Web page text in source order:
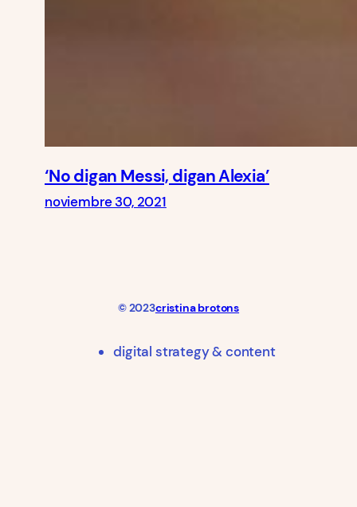
‘No digan Messi, digan Alexia’
noviembre 30, 2021
© 2023cristina brotons
digital strategy & content